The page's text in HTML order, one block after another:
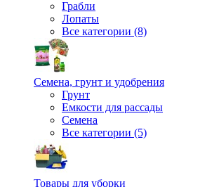
Грабли
Лопаты
Все категории (8)
Семена, грунт и удобрения
Грунт
Емкости для рассады
Семена
Все категории (5)
Товары для уборки